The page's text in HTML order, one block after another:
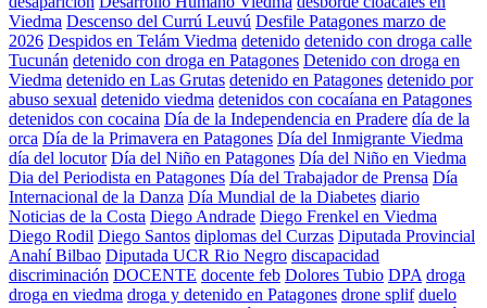
Viedma Descenso del Currú Leuvú Desfile Patagones marzo de
2026 Despidos en Telám Viedma detenido detenido con droga calle
Tucunán detenido con droga en Patagones Detenido con droga en
Viedma detenido en Las Grutas detenido en Patagones detenido por
abuso sexual detenido viedma detenidos con cocaíana en Patagones
detenidos con cocaina Día de la Independencia en Pradere día de la
orca Día de la Primavera en Patagones Día del Inmigrante Viedma
día del locutor Día del Niño en Patagones Día del Niño en Viedma
Dia del Periodista en Patagones Día del Trabajador de Prensa Día
Internacional de la Danza Día Mundial de la Diabetes diario
Noticias de la Costa Diego Andrade Diego Frenkel en Viedma
Diego Rodil Diego Santos diplomas del Curzas Diputada Provincial
Anahí Bilbao Diputada UCR Rio Negro discapacidad
discriminación DOCENTE docente feb Dolores Tubio DPA droga
droga en viedma droga y detenido en Patagones drone splif duelo